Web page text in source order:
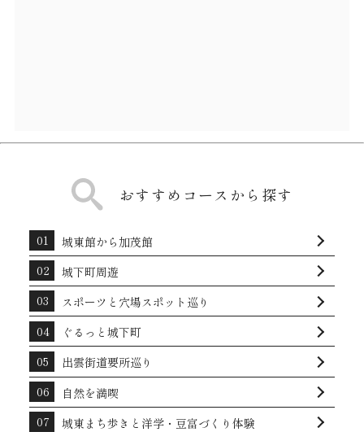
おすすめコースから探す
城東館から加茂館
城下町周遊
スポーツと穴場スポット巡り
ぐるっと城下町
出雲街道要所巡り
自然を満喫
城東まち歩きと洋学・豆富づくり体験